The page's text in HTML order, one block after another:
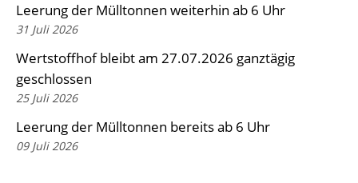
Leerung der Mülltonnen weiterhin ab 6 Uhr
31 Juli 2026
Wertstoffhof bleibt am 27.07.2026 ganztägig
geschlossen
25 Juli 2026
Leerung der Mülltonnen bereits ab 6 Uhr
09 Juli 2026